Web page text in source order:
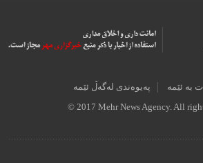
بە ئێمە پەیوەندی لەگەڵ ئێمە
© 2017 Mehr News Agency. All